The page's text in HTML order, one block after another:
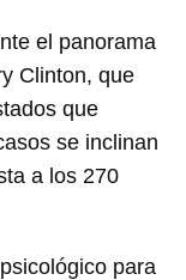
el panorama
Clinton, que
que
se inclinan
a los 270
para